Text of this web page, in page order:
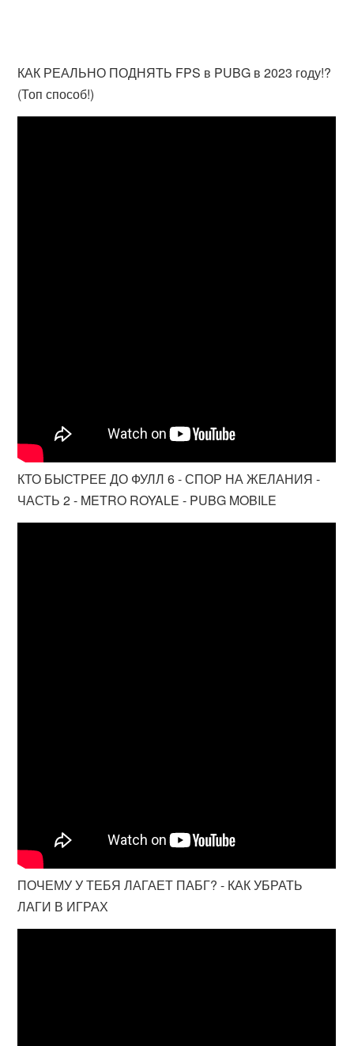
КАК РЕАЛЬНО ПОДНЯТЬ FPS в PUBG в 2023 году!?
(Топ способ!)
КТО БЫСТРЕЕ ДО ФУЛЛ 6 - СПОР НА ЖЕЛАНИЯ -
ЧАСТЬ 2 - METRO ROYALE - PUBG MOBILE
ПОЧЕМУ У ТЕБЯ ЛАГАЕТ ПАБГ? - КАК УБРАТЬ
ЛАГИ В ИГРАХ